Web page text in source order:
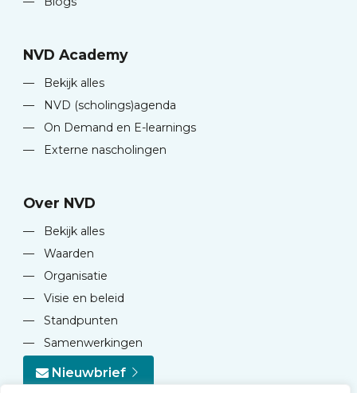
NVD Academy
—
Bekijk alles
—
NVD (scholings)agenda
—
On Demand en E-learnings
—
Externe nascholingen
Over NVD
—
Bekijk alles
—
Waarden
—
Organisatie
—
Visie en beleid
—
Standpunten
—
Samenwerkingen
Nieuwbrief